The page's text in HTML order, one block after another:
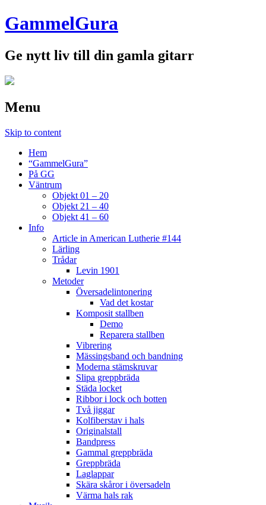
GammelGura
Ge nytt liv till din gamla gitarr
Menu
Skip to content
Hem
“GammelGura”
På GG
Väntrum
Objekt 01 – 20
Objekt 21 – 40
Objekt 41 – 60
Info
Article in American Lutherie #144
Lärling
Trådar
Levin 1901
Metoder
Översadelintonering
Vad det kostar
Komposit stallben
Demo
Reparera stallben
Vibrering
Mässingsband och bandning
Moderna stämskruvar
Slipa greppbräda
Städa locket
Ribbor i lock och botten
Två jiggar
Kolfiberstav i hals
Originalstall
Bandpress
Gammal greppbräda
Greppbräda
Laglappar
Skära skåror i översadeln
Värma hals rak